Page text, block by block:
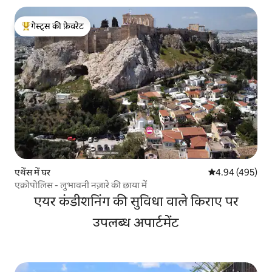
गेस्ट्स का टॉप फ़ेवरेट
गेस्ट्स की फ़ेवरेट
एथेंस में घर औसत रेटिंग 5 में से
4.94 (495)
एक्रोपोलिस - लुभावनी नज़ारे की छाया में
एयर कंडीशनिंग की सुविधा वाले किराए पर
उपलब्ध अपार्टमेंट